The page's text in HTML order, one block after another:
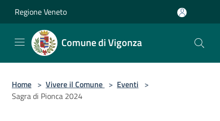
Regione Veneto
Comune di Vigonza
Home > Vivere il Comune > Eventi >
Sagra di Pionca 2024